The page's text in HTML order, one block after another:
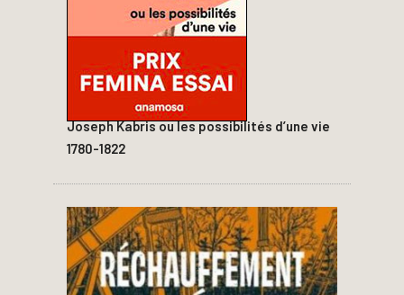
Joseph Kabris ou les possibilités d’une vie
1780-1822